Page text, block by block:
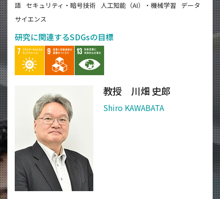
語
セキュリティ・暗号技術 人工知能（AI）・機械学習
データ
サイエンス
研究に関連するSDGsの目標
教授 川畑 史郎
Shiro KAWABATA